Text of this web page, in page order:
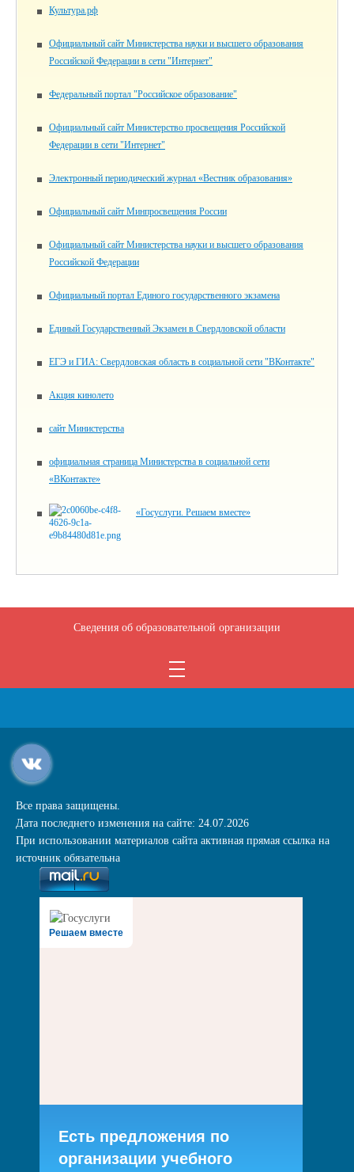
Культура.рф
Официальный сайт Министерства науки и высшего образования
Российской Федерации в сети "Интернет"
Федеральный портал "Российское образование"
Официальный сайт Министерство просвещения Российской
Федерации в сети "Интернет"
Электронный периодический журнал «Вестник образования»
Официальный сайт Минпросвещения России
Официальный сайт Министерства науки и высшего образования
Российской Федерации
Официальный портал Единого государственного экзамена
Единый Государственный Экзамен в Свердловской области
ЕГЭ и ГИА: Свердловская область в социальной сети "ВКонтакте"
Акция кинолето
сайт Министерства
официальная страница Министерства в социальной сети
«ВКонтакте»
«Госуслуги. Решаем вместе»
Сведения об образовательной организации
Все права защищены.
Дата последнего изменения на сайте: 24.07.2026
При использовании материалов сайта активная прямая ссылка на
источник обязательна
Решаем вместе
Есть предложения по
организации учебного